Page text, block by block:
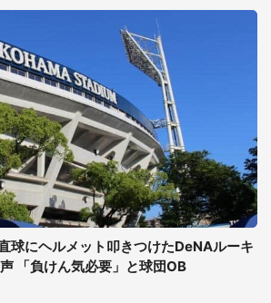
球にヘルメット叩きつけたDeNAルーキ
「負けん気必要」と球団OB